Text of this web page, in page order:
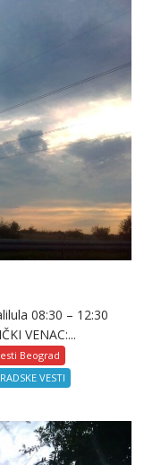
08:30 – 12:30
VENAC:...
Beograd
VESTI